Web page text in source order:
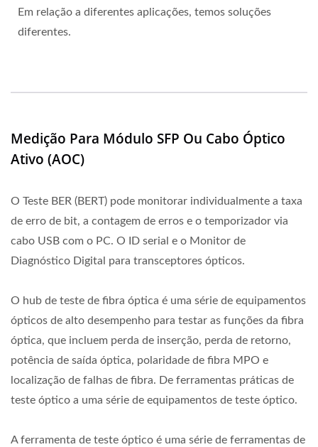
Em relação a diferentes aplicações, temos soluções
diferentes.
Medição Para Módulo SFP Ou Cabo Óptico
Ativo (AOC)
O Teste BER (BERT) pode monitorar individualmente a taxa
de erro de bit, a contagem de erros e o temporizador via
cabo USB com o PC. O ID serial e o Monitor de
Diagnóstico Digital para transceptores ópticos.
O hub de teste de fibra óptica é uma série de equipamentos
ópticos de alto desempenho para testar as funções da fibra
óptica, que incluem perda de inserção, perda de retorno,
potência de saída óptica, polaridade de fibra MPO e
localização de falhas de fibra. De ferramentas práticas de
teste óptico a uma série de equipamentos de teste óptico.
A ferramenta de teste óptico é uma série de ferramentas de